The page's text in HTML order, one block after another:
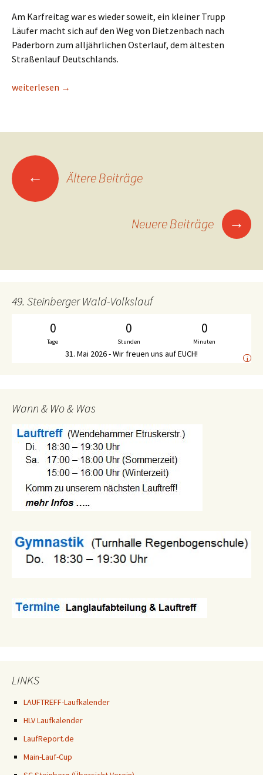
Am Karfreitag war es wieder soweit, ein kleiner Trupp
Läufer macht sich auf den Weg von Dietzenbach nach
Paderborn zum alljährlichen Osterlauf, dem ältesten
Straßenlauf Deutschlands.
Alle Jahre wieder – Paderborn
weiterlesen →
Beitrags-
Navigation
← Ältere Beiträge
Neuere Beiträge →
49. Steinberger Wald-Volkslauf
0
Tage
0
Stunden
0
Minuten
31. Mai 2026 - Wir freuen uns auf EUCH! i
Wann & Wo & Was
LINKS
LAUFTREFF-Laufkalender
HLV Laufkalender
LaufReport.de
Main-Lauf-Cup